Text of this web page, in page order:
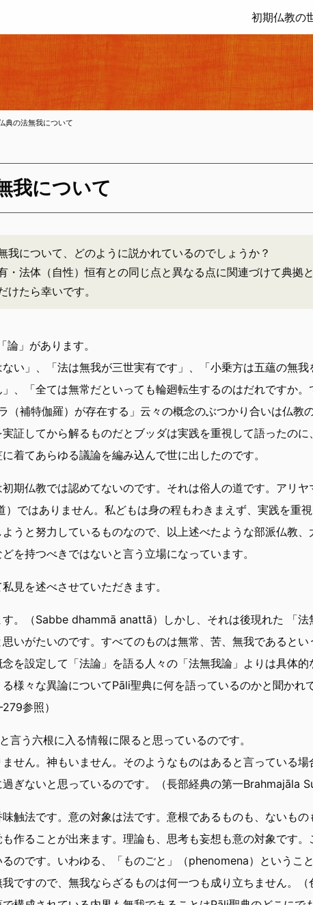
初期仏教の
典の法無我について
我について
我について、どのように説かれているのでしょうか？
・法体（自性）恒有との同じ点と異なる点に関連づけて典拠
たら幸いです。
」があります。
ない」、「法は無我が三世実有です」、「小乗方は五蘊の無我
、「全ては無常だといっても輪廻転生するのはだれですか。
（補特伽羅）が存在する」云々の概念のぶつかり合いは仏教
証してから解るものだとブッダは実践を重視して語ったのに
着てあらゆる議論を編み込んで世に出したのです。
期仏教では認めてないのです。それは俗人の道です。アリヤ
ではありません。私どもは身の程もわきまえず、実践を重
うと努力しているものなので、以上述べたような部派仏教、
を持つべきではないと言う立場になっています。
見を述べさせていただきます。
す。（Sabbe dhammā anattā）しかし、それは後現れた 「法
いがたいのです。すべてのものは無常、苦、無我であるとい
を設定して「法論」を語る人々の「法無我論」よりは具体的
様々な異論についてPāli聖典に何を語っているのかと聞かれ
参照）
言う六根に入る情報に限ると思っているのです。
せん。神もいません。そのようなものはあると言っている場
ぎないと思っているのです。（長部経典の第一Brahmajāla
触法です。意の対象は法です。意根であるものも、ないもの
作ることが出来ます。理論も、思考も妄想も意の対象です。
のです。いわゆる、「ものごと」（phenomena）というこ
ですので、無我ならざるものは何一つも成り立ちません。（